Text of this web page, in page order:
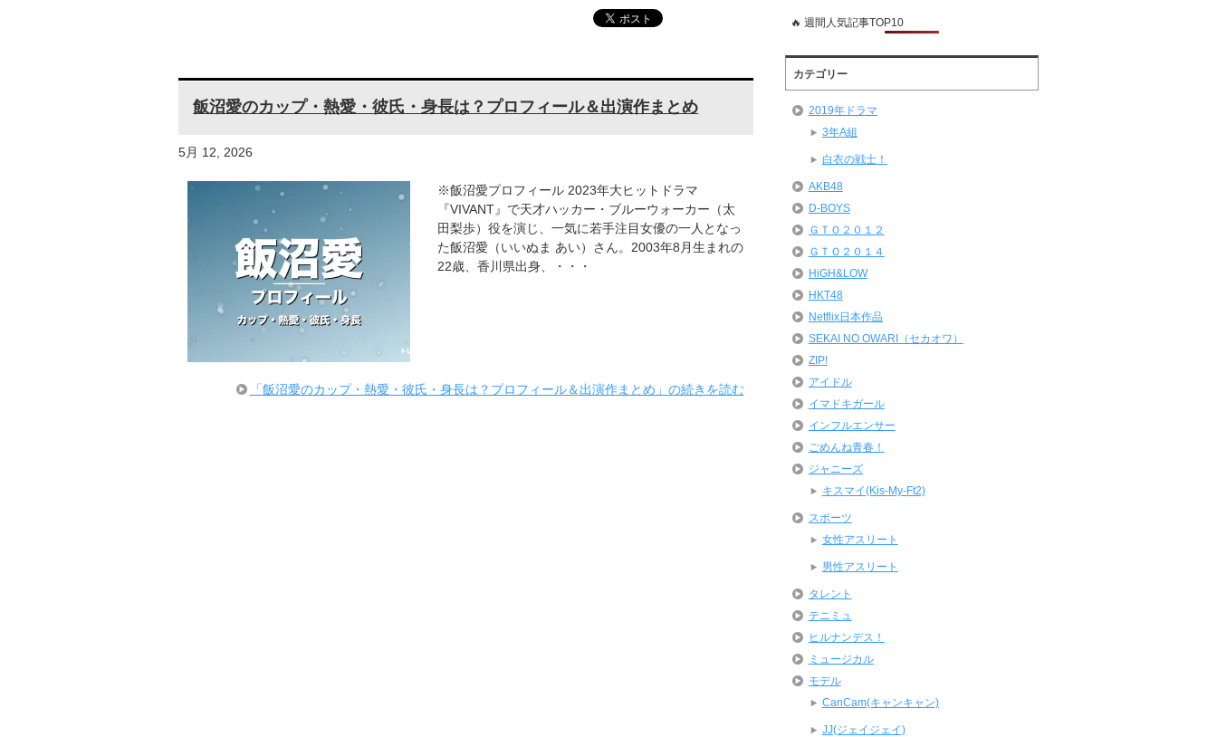
飯沼愛のカップ・熱愛・彼氏・身長は？プロフィール＆出演作まとめ
5月 12, 2026
※飯沼愛プロフィール 2023年大ヒットドラマ
『VIVANT』で天才ハッカー・ブルーウォーカー（太
田梨歩）役を演じ、一気に若手注目女優の一人となっ
た飯沼愛（いいぬま あい）さん。2003年8月生まれの
22歳、香川県出身、・・・
「飯沼愛のカップ・熱愛・彼氏・身長は？プロフィール＆出演作まとめ」の続きを読む
🔥 週間人気記事TOP10
カテゴリー
2019年ドラマ
3年A組
白衣の戦士！
AKB48
D-BOYS
ＧＴＯ２０１２
ＧＴＯ２０１４
HiGH&LOW
HKT48
Netflix日本作品
SEKAI NO OWARI（セカオワ）
ZIP!
アイドル
イマドキガール
インフルエンサー
ごめんね青春！
ジャニーズ
キスマイ(Kis-My-Ft2)
スポーツ
女性アスリート
男性アスリート
タレント
テニミュ
ヒルナンデス！
ミュージカル
モデル
CanCam(キャンキャン)
JJ(ジェイジェイ)